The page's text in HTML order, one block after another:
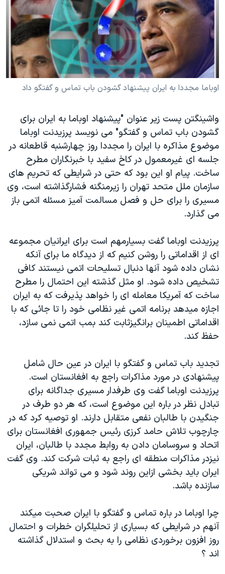
فرهنگ و زندگی
حقوق شهروندی
علم و فناوری
آرشیو پخش زنده
مستندها
انتخابات ریاست جمهوری آمریکا ۲۰۲۴
حمله جمهوری اسلامی به اسرائیل
رمز مهسا
مجموعه مستندهای دادخواهی
تریبونال مردمی آبان ۹۸
دادگاه حمید نوری
چهل سال گروگان‌گیری
قانون شفافیت دارائی کادر رهبری ایران
اعتراضات مردمی آبان ۹۸
نرگس محمدی برنده جایزه نوبل صلح
همایش محافظه‌کاران آمریکا «سی‌پک»
صفحه‌های ویژه
سفر پرزیدنت ترامپ به چین
دنبال کنید
زبانهای مختلف
اوباما مجددا به ايران پيشنهاد گشودن باب تماس و گفتگو داد
واشينگتن پست زير عنوان "پيشنهاد اوباما به ايران برای
گشودن باب تماس و گفتگو" می نويسد پرزيدنت اوباما
موضوع مذاکره با ايران را مجددا روز چهارشنبه قاطعانه در
جلسه ای غيرمعمول در کاخ سفيد با خبرنگاران مطرح
ساخت. پيام او اين بود که حتی در شرايطی که تحريم های
سازمان ملل متحد تهران را زيرمنگنه فشارگذاشته است، وی
مسيری را برای حل و فصل مسالمت آميز مسئله اتمی باز
می گذارد.
پرزيدنت اوباما گفت بسيارمهم است برای ايرانيان مجموعه
ای از اقداماتی را روشن کنيم که از ديدگاه ما برای آنکه
نشان داده شود آنها دنبال تسليحات اتمی نيستند کافی
تشخيص داده شود. او مثل گذشته اين احتمال را مطرح
ساخت که آمريکا معامله ای را خواهد پذيرفت که به ايران
اجازه ميدهد برنامه اتمی غير نظامی خود را تا جائی که با
اقداماتی اطمينان برانگيزثابت کند بمب اتمی نمی سازد،
حفظ کند.
تجديد باب تماس و گفتگو با ايران در عين حال شامل
پيشنهادی در مورد مذاکرات راجع به افغانستان است.
پرزيدنت اوباما گفت وی طرفدار مسيری جداگانه برای
تبادل نظر در باره اين موضوع است، که هر دو طرف در
جنگيدن با طالبان نفعی متقابل دارند. او توصيه کرد که در
چارچوب تلاش حامد کرزی رئيس جمهوری افغانستان برای
اتحاد و سروسامان دادن به روابط مجدد با طالبان، ايران
نيزدر مذاکرات منطقه ای راجع به ثبات شرکت کند. وی گفت
ايران بايد بخشی ازاين روند شود و می تواند شريکی
سازنده باشد.
چرا اوباما در باره تماس و گفتگو با ايران صحبت ميکند
آنهم در شرايطی که بسياری از تحليلگران خطرات و احتمال
روز افزون برخوردی نظامی را به بحث و استدلال گذاشته
اند ؟